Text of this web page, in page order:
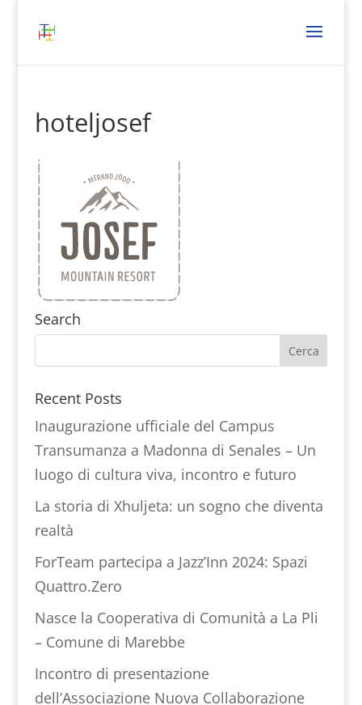
hoteljosef
Search
Recent Posts
Inaugurazione ufficiale del Campus
Transumanza a Madonna di Senales – Un
luogo di cultura viva, incontro e futuro
La storia di Xhuljeta: un sogno che diventa
realtà
ForTeam partecipa a Jazz’Inn 2024: Spazi
Quattro.Zero
Nasce la Cooperativa di Comunità a La Pli
– Comune di Marebbe
Incontro di presentazione
dell’Associazione Nuova Collaborazione